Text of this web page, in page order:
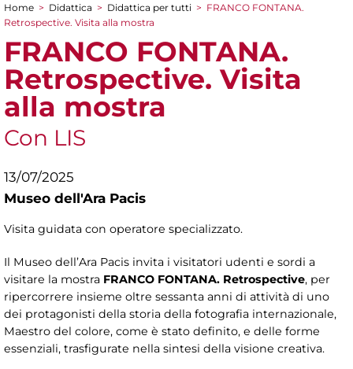
Tu sei qui
Home > Didattica > Didattica per tutti > FRANCO FONTANA.
Retrospective. Visita alla mostra
FRANCO FONTANA.
Retrospective. Visita
alla mostra
Con LIS
13/07/2025
Museo dell'Ara Pacis
Visita guidata con operatore specializzato.
Il Museo dell’Ara Pacis invita i visitatori udenti e sordi a
visitare la mostra FRANCO FONTANA. Retrospective, per
ripercorrere insieme oltre sessanta anni di attività di uno
dei protagonisti della storia della fotografia internazionale,
Maestro del colore, come è stato definito, e delle forme
essenziali, trasfigurate nella sintesi della visione creativa.